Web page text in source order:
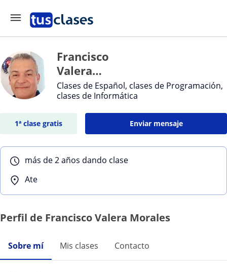
Francisco
Valera
Morales
Clases de Español, clases de Programación,
clases de Informática
1ª clase gratis Enviar mensaje
más de 2 años dando clase
Ate
Perfil de Francisco Valera Morales
Sobre mí Mis clases Contacto